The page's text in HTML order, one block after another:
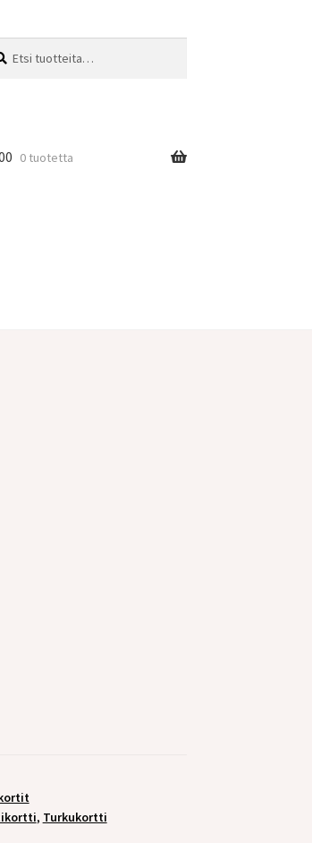
0 tuotetta
, Turkukortti